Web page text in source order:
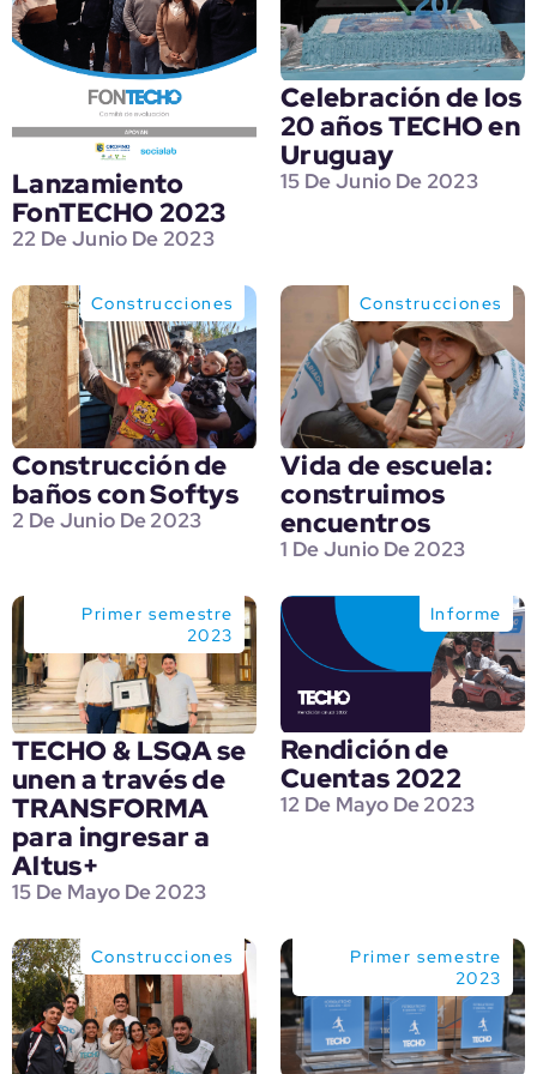
Lanzamiento
FonTECHO 2023
22 De Junio De 2023
Celebración de los
20 años TECHO en
Uruguay
15 De Junio De 2023
Construcciones
Construcción de
baños con Softys
2 De Junio De 2023
Construcciones
Vida de escuela:
construimos
encuentros
1 De Junio De 2023
Primer semestre
2023
TECHO & LSQA se
unen a través de
TRANSFORMA
para ingresar a
Altus+
15 De Mayo De 2023
Informe
Rendición de
Cuentas 2022
12 De Mayo De 2023
Construcciones
Primer semestre
2023